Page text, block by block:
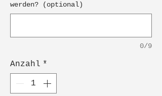
werden? (optional)
0/9
Anzahl *